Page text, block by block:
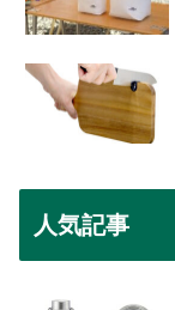
人気記事